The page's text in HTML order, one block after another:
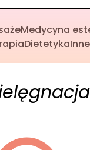
Medycyna
DietetykaInne